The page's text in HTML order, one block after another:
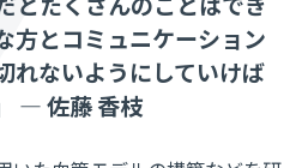
方とコミュニケーション
れないようにしていけば
― 佐藤 香枝